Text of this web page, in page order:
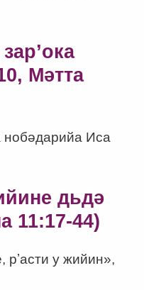
Мәтта
нобәдарийа Иса
дьдә
11:17-44)
рʼасти у жийин»,